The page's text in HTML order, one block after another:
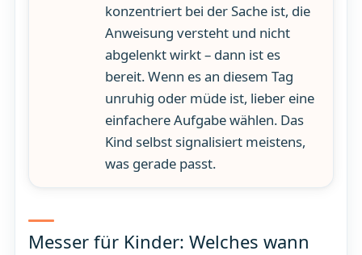
konzentriert bei der Sache ist, die
Anweisung versteht und nicht
abgelenkt wirkt – dann ist es
bereit. Wenn es an diesem Tag
unruhig oder müde ist, lieber eine
einfachere Aufgabe wählen. Das
Kind selbst signalisiert meistens,
was gerade passt.
Messer für Kinder: Welches wann